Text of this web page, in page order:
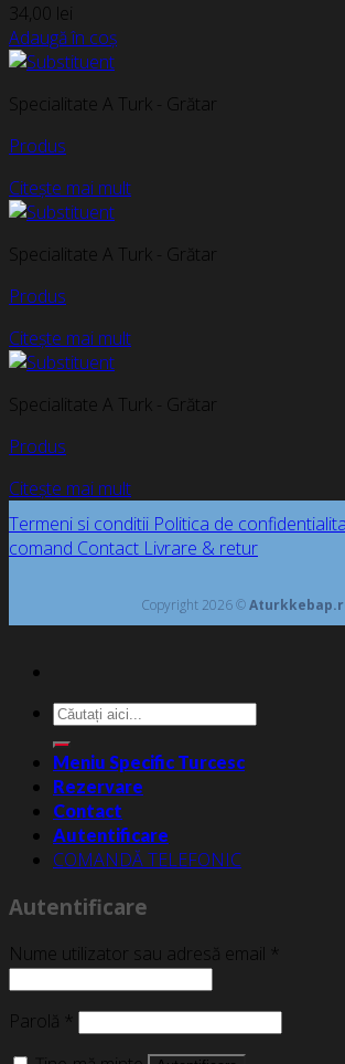
34,00 lei
Adaugă în coș
Specialitate A Turk - Grătar
Produs
Citește mai mult
Specialitate A Turk - Grătar
Produs
Citește mai mult
Specialitate A Turk - Grătar
Produs
Citește mai mult
Termeni si conditii Politica de
comand Contact Livrare & retur
Copyright 2026 ©
Caută
după:
Meniu Specific Turcesc
Rezervare
Contact
Autentificare
COMANDĂ TELEFONIC
Autentificare
Nume utilizator sau adresă email *
Parolă *